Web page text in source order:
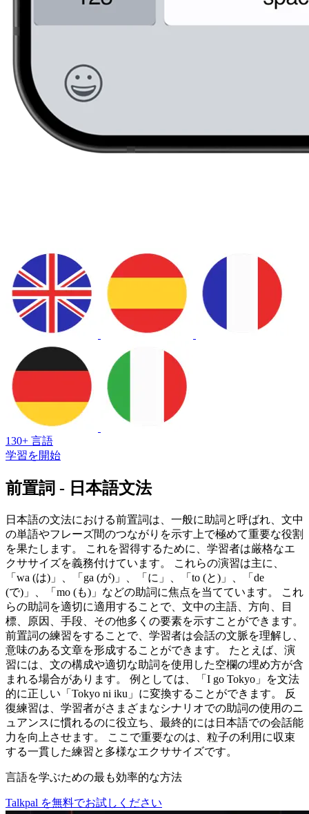
130+ 言語
学習を開始
前置詞 - 日本語文法
日本語の文法における前置詞は、一般に助詞と呼ばれ、文中
の単語やフレーズ間のつながりを示す上で極めて重要な役割
を果たします。 これを習得するために、学習者は厳格なエ
クササイズを義務付けています。 これらの演習は主に、
「wa (は)」、「ga (が)」、「に」、「to (と)」、「de
(で)」、「mo (も)」などの助詞に焦点を当てています。 これ
らの助詞を適切に適用することで、文中の主語、方向、目
標、原因、手段、その他多くの要素を示すことができます。
前置詞の練習をすることで、学習者は会話の文脈を理解し、
意味のある文章を形成することができます。 たとえば、演
習には、文の構成や適切な助詞を使用した空欄の埋め方が含
まれる場合があります。 例としては、「I go Tokyo」を文法
的に正しい「Tokyo ni iku」に変換することができます。 反
復練習は、学習者がさまざまなシナリオでの助詞の使用のニ
ュアンスに慣れるのに役立ち、最終的には日本語での会話能
力を向上させます。 ここで重要なのは、粒子の利用に収束
する一貫した練習と多様なエクササイズです。
言語を学ぶための最も効率的な方法
Talkpal を無料でお試しください